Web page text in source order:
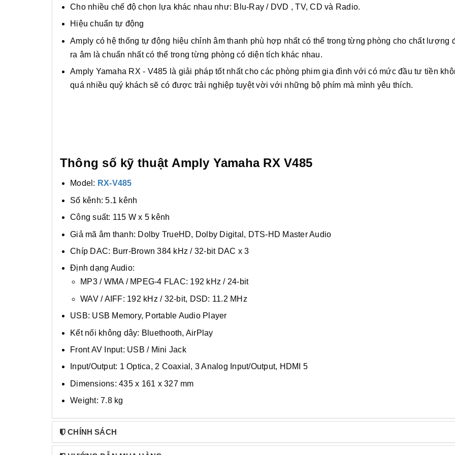
Cho nhiều chế độ chọn lựa khác nhau như: Blu-Ray / DVD , TV, CD và Radio.
Hiệu chuẩn tự động
Amply có hệ thống tự động hiệu chỉnh âm thanh phù hợp nhất có thể trong từng phòng cho chất lượng
ra âm là chuẩn nhất có thể trong từng phòng có diện tích khác nhau.
Amply Yamaha RX - V485 là giải pháp tốt nhất cho các phòng phim gia đình với có mức đầu tư tiền
quá nhiều quý khách sẽ có được trải nghiệp tuyệt vời với những bộ phím mà mình yêu thích.
Thông số kỹ thuật Amply Yamaha RX V485
Model: RX-V485
Số kênh: 5.1 kênh
Công suất: 115 W x 5 kênh
Giả mã âm thanh: Dolby TrueHD, Dolby Digital, DTS-HD Master Audio
Chíp DAC: Burr-Brown 384 kHz / 32-bit DAC x 3
Định dạng Audio:
MP3 / WMA / MPEG-4 FLAC: 192 kHz / 24-bit
WAV / AIFF: 192 kHz / 32-bit, DSD: 11.2 MHz
USB: USB Memory, Portable Audio Player
Kết nối không dây: Bluethooth, AirPlay
Front AV Input: USB / Mini Jack
Input/Output: 1 Optica, 2 Coaxial, 3 Analog Input/Output, HDMI 5
Dimensions: 435 x 161 x 327 mm
Weight: 7.8 kg
CHÍNH SÁCH